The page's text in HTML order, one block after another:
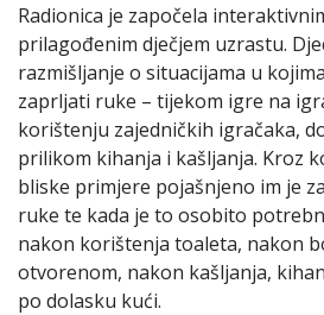
Radionica je započela
prilagođenim dječjem uzrastu.
razmišljanje o situacijama u
zaprljati ruke – tijekom igre na
korištenju zajedničkih igračaka,
prilikom kihanja i kašljanja. Kroz
bliske primjere pojašnjeno im je
ruke te kada je to osobito
nakon korištenja toaleta, nakon
otvorenom, nakon kašljanja,
po dolasku kući.